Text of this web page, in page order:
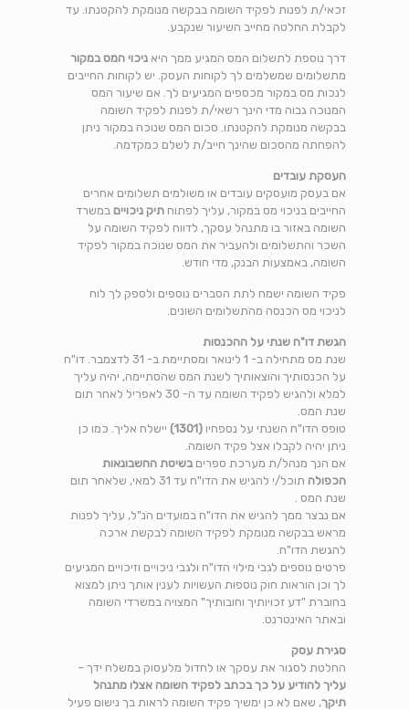
זכאי/ת לפנות לפקיד השומה בבקשה מנומקת להקטנתו. עד
לקבלת החלטה מחייב השיעור שנקבע.
דרך נוספת לתשלום המס המגיע ממך היאניכוי המס במקור
מתשלומים שמשלמים לך לקוחות העסק. יש לקוחות החייבים
לנכות מס במקור מכספים המגיעים לך. אם שיעור המס
המנוכה גבוה מדי הינך רשאי/ת לפנות לפקיד השומה
בבקשה מנומקת להקטנתו. סכום המס שנוכה במקור ניתן
להפחתה מהסכום שהינך חייב/ת לשלם כמקדמה.
העסקת עובדים
​אם בעסק מועסקים עובדים או משולמים תשלומים אחרים
החייבים בניכוי מס במקור, עליך לפתוחתיק ניכוייםבמשרד
השומה באזור בו מתנהל עסקך, לדווח לפקיד השומה על
השכר והתשלומים ולהעביר את המס שנוכה במקור לפקיד
השומה, באמצעות הבנק, מדי חודש.
פקיד השומה ישמח לתת הסברים נוספים ולספק לך לוח
לניכוי מס הכנסה מהתשלומים השונים.
הגשת דו"ח שנתי על ההכנסות
שנת מס מתחילה ב- ‎1 לינואר ומסתיימת ב- ‎31 לדצמבר. דו"ח
על הכנסותיך והוצאותיך לשנת המס שהסתיימה, יהיה עליך
למלא ולהגיש לפקיד השומה עד ה- ‎30 לאפריל לאחר תום
שנת המס.
טופס הדו"ח השנתי על נספחיו(‎1301)
יישלח אליך. כמו כן
ניתן יהיה לקבלו אצל פקיד השומה.
אם הנך מנהל/ת מערכת ספריםבשיטת החשבונאות
הכפולה
תוכל/י להגיש את הדו"ח עד ‎31 למאי, שלאחר תום
שנת המס .
אם נבצר ממך להגיש את הדו"ח במועדים הנ"ל, עליך לפנות
מראש בבקשה מנומקת לפקיד השומה לבקשת ארכה
להגשת הדו"ח.
פרטים נוספים לגבי מילוי הדו"ח ולגבי ניכויים וזיכויים המגיעים
לך וכן הוראות חוק נוספות העשויות לענין אותך ניתן למצוא
בחוברת "דע זכויותיך וחובותיך" המצויה במשרדי השומה
ובאתר האינטרנט.
סגירת עסק
החלטת לסגור את עסקך או לחדול מלעסוק במשלח ידך –
עליך להודיע על כך בכתב לפקיד השומה אצלו מתנהל
תיקך, שאם לא כן ימשיך פקיד השומה לראות בך נישום פעיל